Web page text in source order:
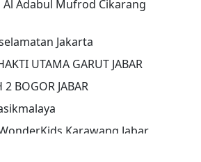
Al Adabul Mufrod Cikarang
Jakarta
UTAMA GARUT JABAR
BOGOR JABAR
Karawang Jabar
Internasional Bandung Jabar